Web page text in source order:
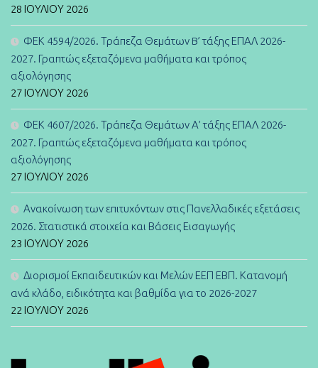
28 ΙΟΥΛΊΟΥ 2026
ΦΕΚ 4594/2026. Τράπεζα Θεμάτων B’ τάξης ΕΠΑΛ 2026-
2027. Γραπτώς εξεταζόμενα μαθήματα και τρόπος
αξιολόγησης
27 ΙΟΥΛΊΟΥ 2026
ΦΕΚ 4607/2026. Τράπεζα Θεμάτων Α’ τάξης ΕΠΑΛ 2026-
2027. Γραπτώς εξεταζόμενα μαθήματα και τρόπος
αξιολόγησης
27 ΙΟΥΛΊΟΥ 2026
Ανακοίνωση των επιτυχόντων στις Πανελλαδικές εξετάσεις
2026. Στατιστικά στοιχεία και Βάσεις Εισαγωγής
23 ΙΟΥΛΊΟΥ 2026
Διορισμοί Εκπαιδευτικών και Μελών ΕΕΠ ΕΒΠ. Κατανομή
ανά κλάδο, ειδικότητα και βαθμίδα για το 2026-2027
22 ΙΟΥΛΊΟΥ 2026